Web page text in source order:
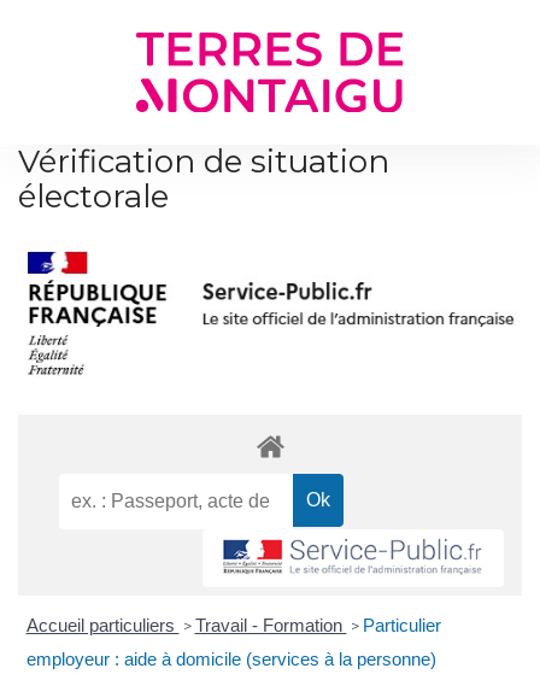
Vérification de situation
électorale
Accueil particuliers > Travail - Formation > Particulier
employeur : aide à domicile (services à la personne)